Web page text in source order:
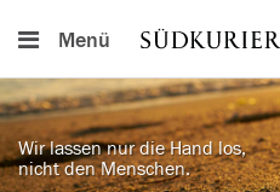
Menü
Wir lassen nur die Hand los,
nicht den Menschen.